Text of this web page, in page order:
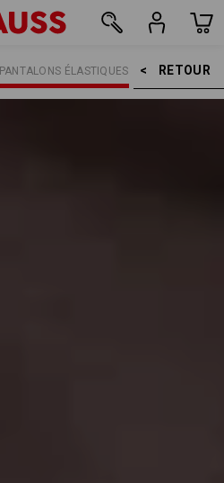
RETOUR    >
PANTALONS ÉLASTIQUES